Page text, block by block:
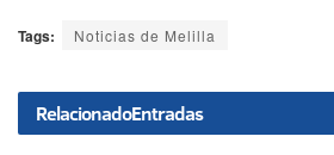
Tags: Noticias de Melilla
RelacionadoEntradas